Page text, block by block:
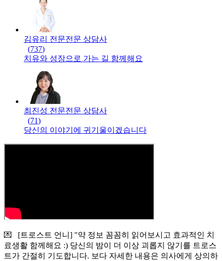
김유리 전문전문 상담사
(737)
치유와 성장으로 가는 길 함께해요
최진성 전문전문 상담사
(71)
당신의 이야기에 귀기울이겠습니다
💌 [트로스트 언니] "약 정보 꼼꼼히 읽어보시고 효과적인 치
료생활 함께해요 :) 당신의 밤이 더 이상 괴롭지 않기를 트로스
트가 간절히 기도합니다. 보다 자세한 내용은 의사에게 상의하